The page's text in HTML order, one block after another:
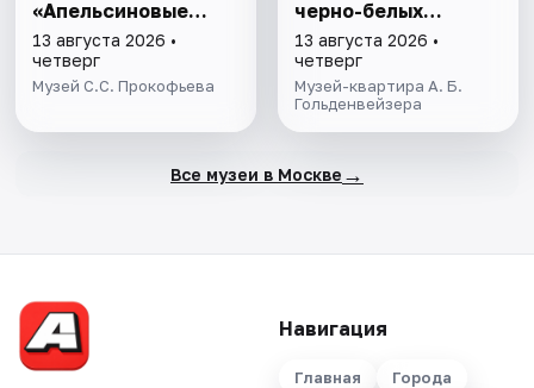
«Апельсиновые
истории»
13 августа 2026 •
четверг
Музей С.С. Прокофьева
черно-белых
клавиш»
13 августа 2026 •
четверг
Музей-квартира А. Б.
Гольденвейзера
Все музеи в Москве →
Навигация
Главная Города